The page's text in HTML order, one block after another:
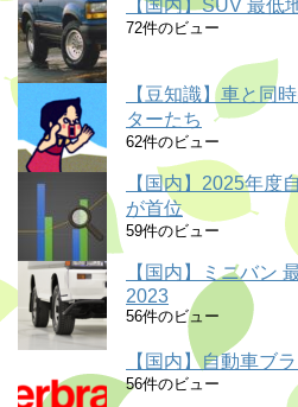
【国内】SUV 最低
72件のビュー
【豆知識】車と同
ターたち
62件のビュー
【国内】2025年度
が首位
59件のビュー
【国内】ミニバン
2023
56件のビュー
【国内】自動車ブ
56件のビュー